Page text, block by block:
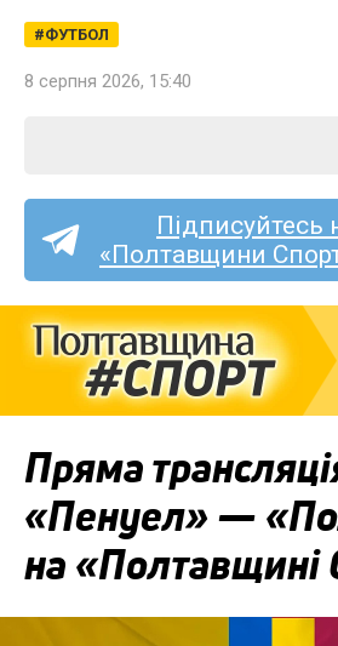
ФУТБОЛ
8 серпня 2026, 15:40
Підписуйтесь
«Полтавщини
Пряма
«Пенуел» —
на «Полтавщині